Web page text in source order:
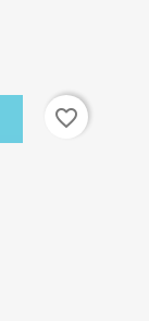
favorite_border